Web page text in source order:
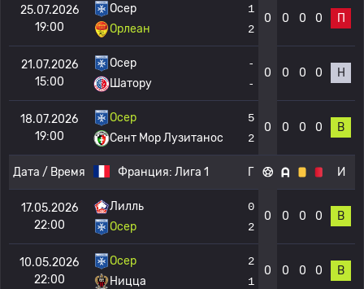
25.07.2026
19:00
Осер
Орлеан
1
2
0 0 0 0 П
21.07.2026
15:00
Осер
Шатору
-
-
0 0 0 0 Н
18.07.2026
19:00
Осер
Сент Мор Лузитанос
5
2
0 0 0 0 В
Дата / Время Франция: Лига 1 Г И
17.05.2026
22:00
Лилль
Осер
0
2
0 0 0 0 В
10.05.2026
22:00
Осер
Ницца
2
1
0 0 0 0 В